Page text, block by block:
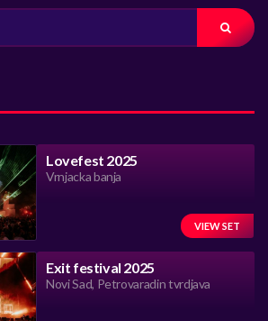
Lovefest 2025
Vrnjacka banja
VIEW SET
Exit festival 2025
Novi Sad, Petrovaradin tvrdjava